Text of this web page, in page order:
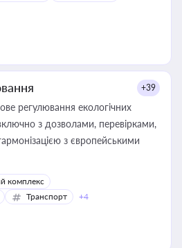
+39
регулювання екологічних
з дозволами, перевірками,
з європейськими
комплекс
Транспорт +4